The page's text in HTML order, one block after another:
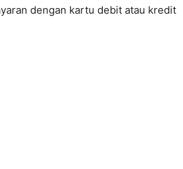
dengan kartu debit atau kredit